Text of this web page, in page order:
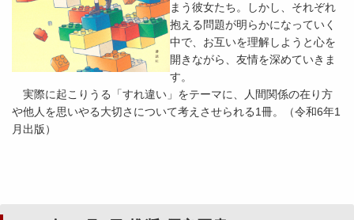
まう彼女たち。しかし、それぞれ
抱える問題が明らかになっていく
中で、お互いを理解しようと心を
開きながら、友情を深めていきま
す。
実際に起こりうる「すれ違い」をテーマに、人間関係の在り方
や他人を思いやる大切さについて考えさせられる1冊。（令和6年1
月出版）